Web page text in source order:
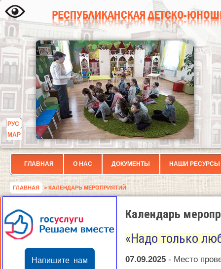
РУС
МАР
ГЛАВНАЯ О НАС ДОКУМЕНТЫ НАШИ РЕСУРСЫ
ГЛАВНАЯ > КАЛЕНДАРЬ МЕРОПРИЯТИЙ
Напишите нам
Календарь
«Надо только
07.09.2025 - Место